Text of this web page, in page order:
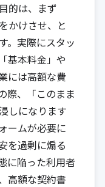
的は、まず
かけさせ、と
。実際にスタッ
基本料金」や
には高額な費
際、「このまま
しになります
ームが必要に
を過剰に煽る
に陥った利用者
高額な契約書